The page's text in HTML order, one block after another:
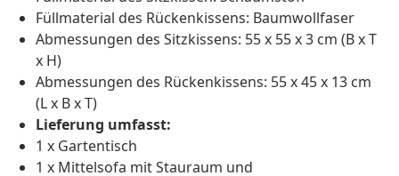
Füllmaterial des Rückenkissens: Baumwollfaser
Abmessungen des Sitzkissens: 55 x 55 x 3 cm (B x T
x H)
Abmessungen des Rückenkissens: 55 x 45 x 13 cm
(L x B x T)
Lieferung umfasst:
1 x Gartentisch
1 x Mittelsofa mit Stauraum und